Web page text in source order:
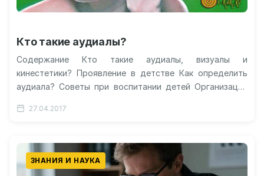
Кто такие аудиалы?
Содержание Кто такие аудиалы, визуалы и
кинестетики? Проявление в детстве Как определить
аудиала? Советы при воспитании детей Организация
аудиалы ‒…
27.04.2017
ЗНАНИЯ И НАУКА